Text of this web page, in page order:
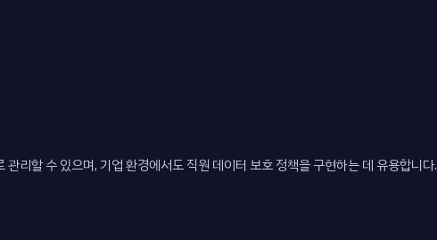
리할 수 있으며, 기업 환경에서도 직원 데이터 보호 정책을 구현하는 데 유용합니다.